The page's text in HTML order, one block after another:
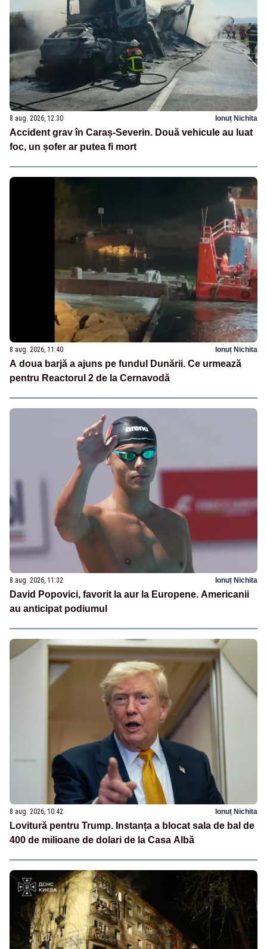
8 aug. 2026, 12:30 Ionuț Nichita
Accident grav în Caraș-Severin. Două vehicule au luat
foc, un șofer ar putea fi mort
8 aug. 2026, 11:40 Ionuț Nichita
A doua barjă a ajuns pe fundul Dunării. Ce urmează
pentru Reactorul 2 de la Cernavodă
8 aug. 2026, 11:32 Ionuț Nichita
David Popovici, favorit la aur la Europene. Americanii
au anticipat podiumul
8 aug. 2026, 10:42 Ionuț Nichita
Lovitură pentru Trump. Instanța a blocat sala de bal de
400 de milioane de dolari de la Casa Albă